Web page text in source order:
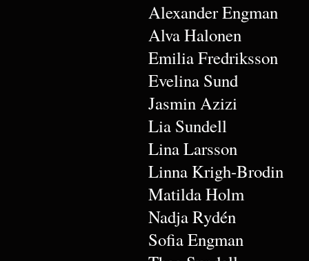
Alexander Engman
Alva Halonen
Emilia Fredriksson
Evelina Sund
Jasmin Azizi
Lia Sundell
Lina Larsson
Linna Krigh-Brodin
Matilda Holm
Nadja Rydén
Sofia Engman